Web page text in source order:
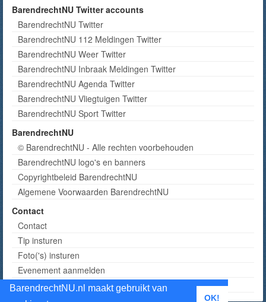
BarendrechtNU.nl maakt gebruikt van
OK!
BarendrechtNU Twitter accounts
BarendrechtNU Twitter
BarendrechtNU 112 Meldingen Twitter
BarendrechtNU Weer Twitter
BarendrechtNU Inbraak Meldingen Twitter
BarendrechtNU Agenda Twitter
BarendrechtNU Vliegtuigen Twitter
BarendrechtNU Sport Twitter
BarendrechtNU
© BarendrechtNU - Alle rechten voorbehouden
BarendrechtNU logo's en banners
Copyrightbeleid BarendrechtNU
Algemene Voorwaarden BarendrechtNU
Contact
Contact
Tip insturen
Foto('s) insturen
Evenement aanmelden
Informatie aanvragen adverteren